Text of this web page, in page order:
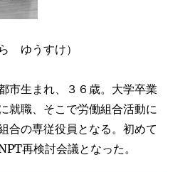
ゆうすけ）
市生まれ、３６歳。大学卒業
就職、そこで労働組合活動に
合の専従役員となる。初めて
再検討会議となった。